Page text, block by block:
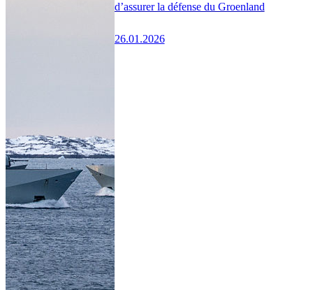
d’assurer la défense du Groenland
26.01.2026